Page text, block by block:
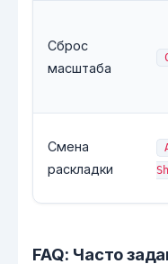
Сброс
масштаба
Смена
раскладки
FAQ: Часто